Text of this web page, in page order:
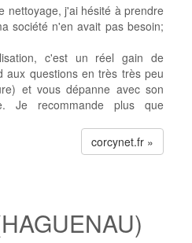
nettoyage, j'ai hésité à prendre
société n'en avait pas besoin;
c'est un réel gain de
aux questions en très très peu
et vous dépanne avec son
Je recommande plus que
corcynet.fr »